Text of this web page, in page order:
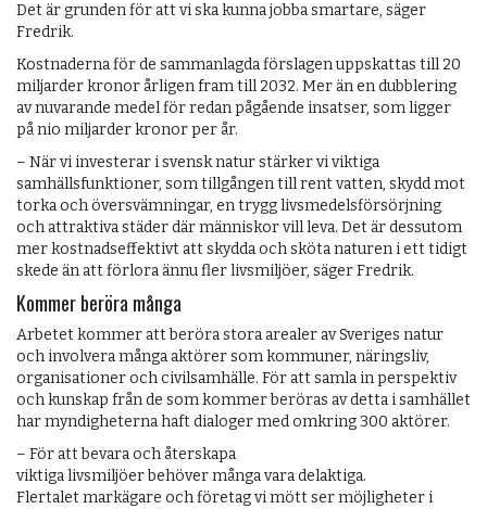
Det är grunden för att vi ska kunna jobba smartare, säger
Fredrik.
Kostnaderna för de sammanlagda förslagen uppskattas till 20
miljarder kronor årligen fram till 2032. Mer än en dubblering
av nuvarande medel för redan pågående insatser, som ligger
på nio miljarder kronor per år.
– När vi investerar i svensk natur stärker vi viktiga
samhällsfunktioner, som tillgången till rent vatten, skydd mot
torka och översvämningar, en trygg livsmedelsförsörjning
och attraktiva städer där människor vill leva. Det är dessutom
mer kostnadseffektivt att skydda och sköta naturen i ett tidigt
skede än att förlora ännu fler livsmiljöer, säger Fredrik.
Kommer beröra många
Arbetet kommer att beröra stora arealer av Sveriges natur
och involvera många aktörer som kommuner, näringsliv,
organisationer och civilsamhälle. För att samla in perspektiv
och kunskap från de som kommer beröras av detta i samhället
har myndigheterna haft dialoger med omkring 300 aktörer.
– För att bevara och återskapa
viktiga livsmiljöer behöver många vara delaktiga.
Flertalet markägare och företag vi mött ser möjligheter i